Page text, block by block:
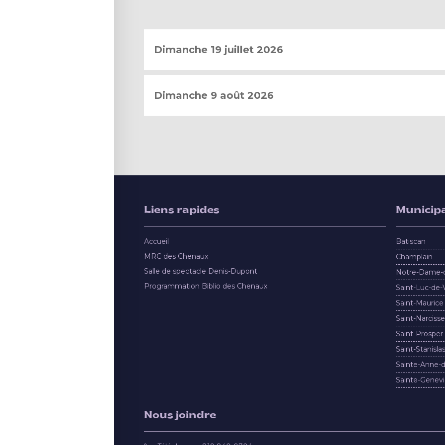
Dimanche 19 juillet 2026
Dimanche 9 août 2026
Liens rapides
Accueil
MRC des Chenaux
Salle de spectacle Denis-Dupont
Programmation Biblio des Chenaux
Batiscan
Champlain
Notre-Dame-
Saint-Luc-de-
Saint-Maurice
Saint-Narcisse
Saint-
Saint-Stanislas
Sainte-Anne-
Sainte-
Nous joindre